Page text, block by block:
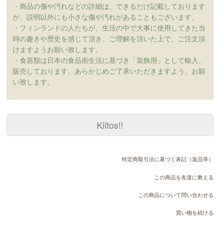
・商品の傷や汚れなどの詳細は、できるだけ記載しております
が、説明以外にも小さな傷や汚れがあることもございます。
・フィンランドの人たちが、生活の中で大事に使用してきた当
時の趣きや歴史を感じて頂き、ご理解を頂いた上で、ご注文頂
けますようお願い致します。
・食器類は日本の食品衛生法に基づき「装飾用」として輸入、
販売しております。あらかじめご了承いただきますよう、お願
い致します。
Kiitos!!
特定商取引法に基づく表記（返品等）
この商品を友達に教える
この商品について問い合わせる
買い物を続ける